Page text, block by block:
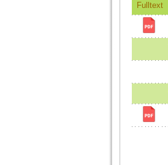
Fulltext